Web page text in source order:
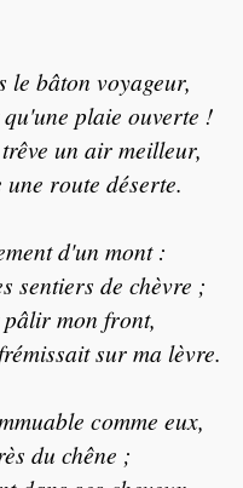
le bâton voyageur,
plaie ouverte !
un air meilleur,
route déserte.
d'un mont :
sentiers de chèvre ;
mon front,
sur ma lèvre.
comme eux,
du chêne ;